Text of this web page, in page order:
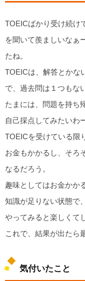
TOEICばかり受け続け
を聞いて羨ましいなぁ
たね。
TOEICは、解答とかな
で、過去問は１つもな
たまには、問題を持ち
自己採点してみたいわ
TOEICを受けている限
お金もかかるし、そろ
なるだろう。
趣味としてはお金かか
知識が足りない状態で
やってみると楽しくて
これで、結果が出たら
気付いたこと